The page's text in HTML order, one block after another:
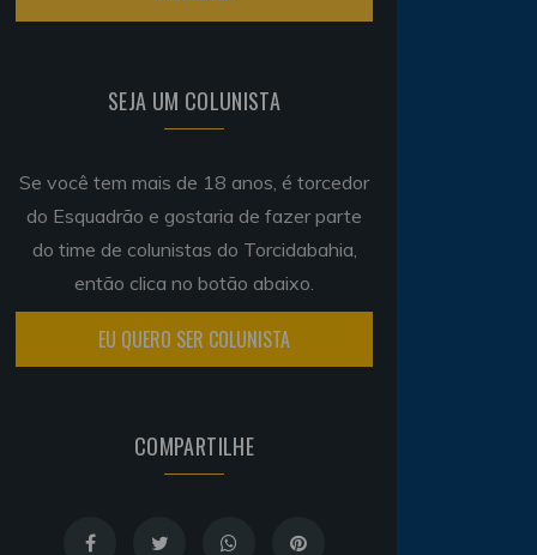
SEJA UM COLUNISTA
Se você tem mais de 18 anos, é torcedor
do Esquadrão e gostaria de fazer parte
do time de colunistas do Torcidabahia,
então clica no botão abaixo.
EU QUERO SER COLUNISTA
COMPARTILHE